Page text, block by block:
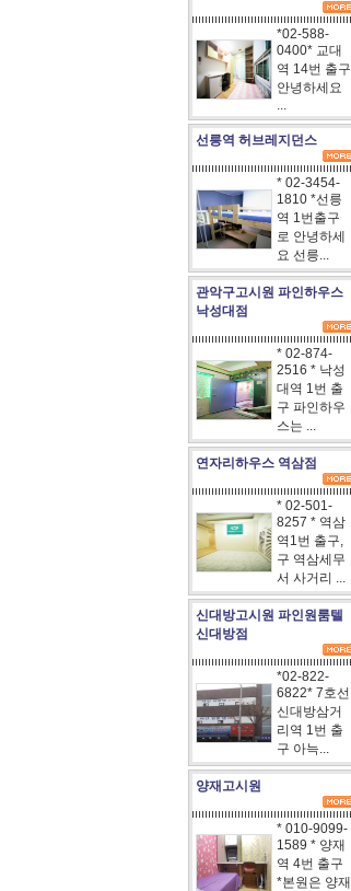
*02-588-
0400* 교대
역 14번 출구
안녕하세요
...
선릉역 허브레지던스
* 02-3454-
1810 *선릉
역 1번출구
로 안녕하세
요 선릉...
관악구고시원 파인하우스
낙성대점
* 02-874-
2516 * 낙성
대역 1번 출
구 파인하우
스는 ...
연자리하우스 역삼점
* 02-501-
8257 * 역삼
역1번 출구,
구 역삼세무
서 사거리 ...
신대방고시원 파인원룸텔
신대방점
*02-822-
6822* 7호선
신대방삼거
리역 1번 출
구 아늑...
양재고시원
* 010-9099-
1589 * 양재
역 4번 출구
*본원은 양재